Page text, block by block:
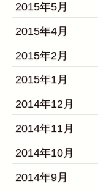
2015年5月
2015年4月
2015年2月
2015年1月
2014年12月
2014年11月
2014年10月
2014年9月